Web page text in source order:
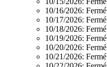
10/16/2026: Fermé
10/17/2026: Fermé
10/18/2026: Fermé
10/19/2026: Fermé
10/20/2026: Fermé
10/21/2026: Fermé